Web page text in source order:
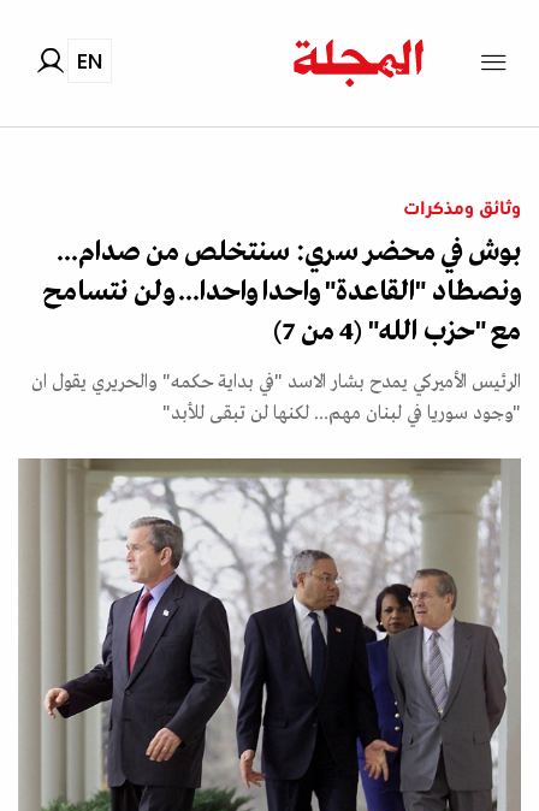
EN
وثائق ومذكرات
بوش في محضر سري: سنتخلص من صدام...
ونصطاد "القاعدة" واحدا واحدا... ولن نتسامح
مع "حزب الله" (4 من 7)
الرئيس الأميركي يمدح بشار الاسد "في بداية حكمه" والحريري يقول ان
"وجود سوريا في لبنان مهم... لكنها لن تبقى للأبد"